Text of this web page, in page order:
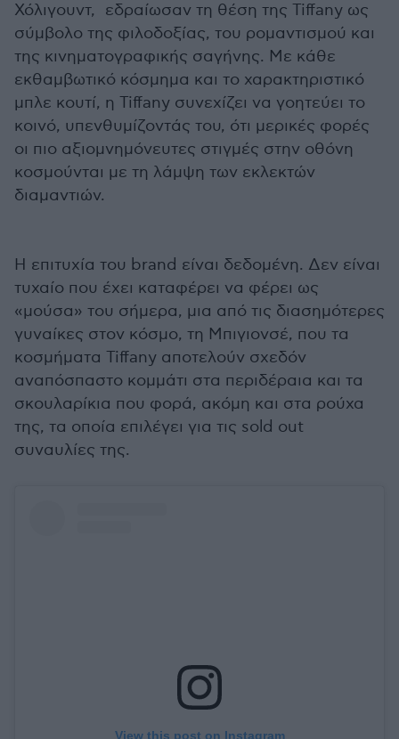
Χόλιγουντ, εδραίωσαν τη θέση της Tiffany ως
σύμβολο της φιλοδοξίας, του ρομαντισμού και
της κινηματογραφικής σαγήνης. Με κάθε
εκθαμβωτικό κόσμημα και το χαρακτηριστικό
μπλε κουτί, η Tiffany συνεχίζει να γοητεύει το
κοινό, υπενθυμίζοντάς του, ότι μερικές φορές
οι πιο αξιομνημόνευτες στιγμές στην οθόνη
κοσμούνται με τη λάμψη των εκλεκτών
διαμαντιών.
Η επιτυχία του brand είναι δεδομένη. Δεν είναι
τυχαίο που έχει καταφέρει να φέρει ως
«μούσα» του σήμερα, μια από τις διασημότερες
γυναίκες στον κόσμο, τη Μπιγιονσέ, που τα
κοσμήματα Tiffany αποτελούν σχεδόν
αναπόσπαστο κομμάτι στα περιδέραια και τα
σκουλαρίκια που φορά, ακόμη και στα ρούχα
της, τα οποία επιλέγει για τις sold out
συναυλίες της.
View this post on Instagram